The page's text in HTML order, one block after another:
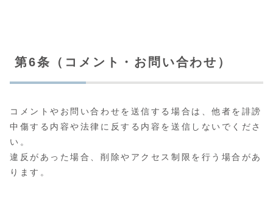
第6条（コメント・お問い合わせ）
コメントやお問い合わせを送信する場合は、他者を誹謗
中傷する内容や法律に反する内容を送信しないでくださ
い。
違反があった場合、削除やアクセス制限を行う場合があ
ります。